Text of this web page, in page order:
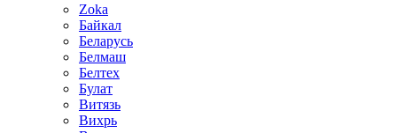
Zoka
Байкал
Беларусь
Белмаш
Белтех
Булат
Витязь
Вихрь